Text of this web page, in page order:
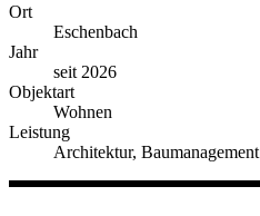
Ort
Eschenbach
Jahr
seit 2026
Objektart
Wohnen
Leistung
Architektur, Baumanagement